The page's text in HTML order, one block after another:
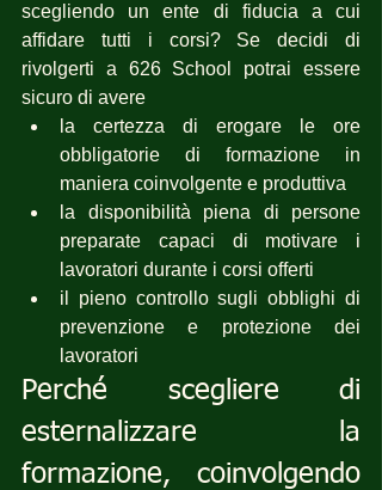
scegliendo un ente di fiducia a cui
affidare tutti i corsi? Se decidi di
rivolgerti a 626 School potrai essere
sicuro di avere
la certezza di erogare le ore
obbligatorie di formazione in
maniera coinvolgente e produttiva
la disponibilità piena di persone
preparate capaci di motivare i
lavoratori durante i corsi offerti
il pieno controllo sugli obblighi di
prevenzione e protezione dei
lavoratori
Perché scegliere di
esternalizzare la
formazione, coinvolgendo